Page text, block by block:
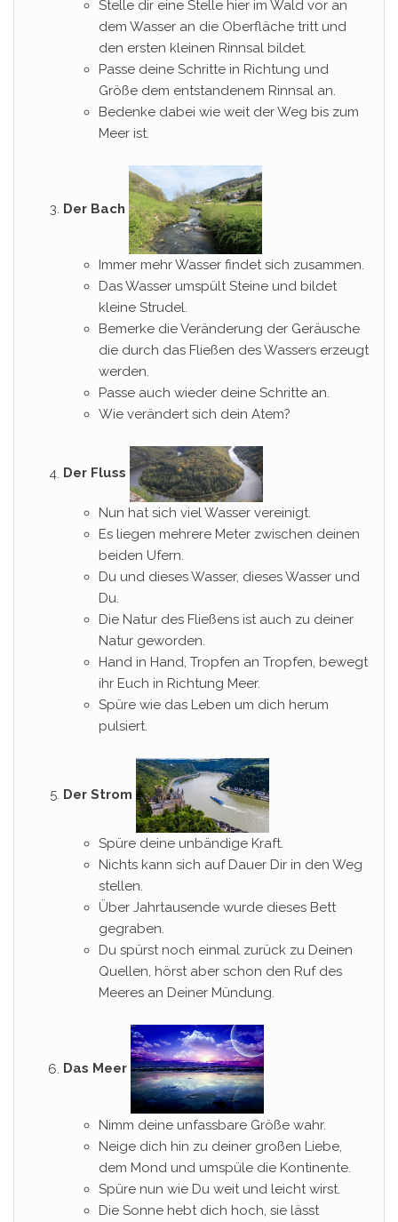
Stelle dir eine Stelle hier im Wald vor an
dem Wasser an die Oberfläche tritt und
den ersten kleinen Rinnsal bildet.
Passe deine Schritte in Richtung und
Größe dem entstandenem Rinnsal an.
Bedenke dabei wie weit der Weg bis zum
Meer ist.
Der Bach
Immer mehr Wasser findet sich zusammen.
Das Wasser umspült Steine und bildet
kleine Strudel.
Bemerke die Veränderung der Geräusche
die durch das Fließen des Wassers erzeugt
werden.
Passe auch wieder deine Schritte an.
Wie verändert sich dein Atem?
Der Fluss
Nun hat sich viel Wasser vereinigt.
Es liegen mehrere Meter zwischen deinen
beiden Ufern.
Du und dieses Wasser, dieses Wasser und
Du.
Die Natur des Fließens ist auch zu deiner
Natur geworden.
Hand in Hand, Tropfen an Tropfen, bewegt
ihr Euch in Richtung Meer.
Spüre wie das Leben um dich herum
pulsiert.
Der Strom
Spüre deine unbändige Kraft.
Nichts kann sich auf Dauer Dir in den Weg
stellen.
Über Jahrtausende wurde dieses Bett
gegraben.
Du spürst noch einmal zurück zu Deinen
Quellen, hörst aber schon den Ruf des
Meeres an Deiner Mündung.
Das Meer
Nimm deine unfassbare Größe wahr.
Neige dich hin zu deiner großen Liebe,
dem Mond und umspüle die Kontinente.
Spüre nun wie Du weit und leicht wirst.
Die Sonne hebt dich hoch, sie lässt